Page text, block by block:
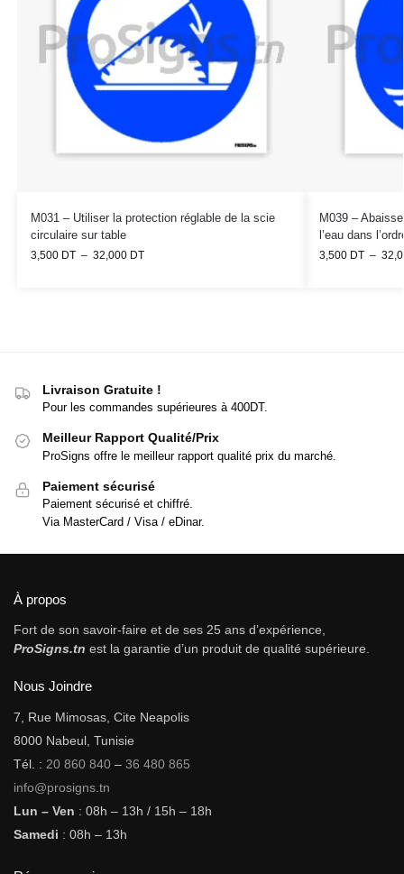
M031 – Utiliser la protection réglable de la scie
circulaire sur table
3,500 DT – 32,000 DT
M039 –
l’eau dans
3,500 DT –
Livraison Gratuite !
Pour les commandes supérieures à 400DT.
Meilleur Rapport Qualité/Prix
ProSigns offre le meilleur rapport qualité prix du marché.
Paiement sécurisé
Paiement sécurisé et chiffré.
Via MasterCard / Visa / eDinar.
À propos
Fort de son savoir-faire et de ses 25 ans d’expérience,
ProSigns.tn est la garantie d’un produit de qualité supérieure.
Nous Joindre
7, Rue Mimosas, Cite Neapolis
8000 Nabeul, Tunisie
Tél. : 20 860 840 – 36 480 865
info@prosigns.tn
Lun – Ven : 08h – 13h / 15h – 18h
Samedi : 08h – 13h